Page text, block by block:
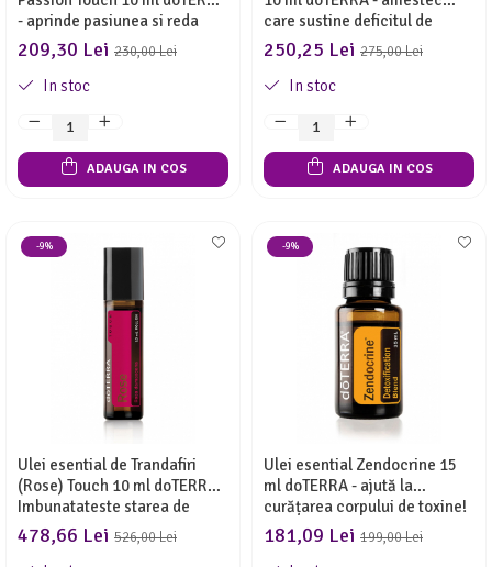
- aprinde pasiunea si reda
buna-dispozitie230,00 Lei
209,30 Lei
In stoc
ADAUGA IN COS
care sustine deficitul de
atentie si concentrare!
275,00 Lei
250,25 Lei
In stoc
ADAUGA IN COS
-9%
Ulei esential de Trandafiri
(Rose) Touch 10 ml doTERRA -
Imbunatateste starea de
spirit!
526,00 Lei
478,66 Lei
-9%
Ulei esential Zendocrine 15
ml doTERRA - ajută la
curățarea corpului de toxine!
199,00 Lei
181,09 Lei